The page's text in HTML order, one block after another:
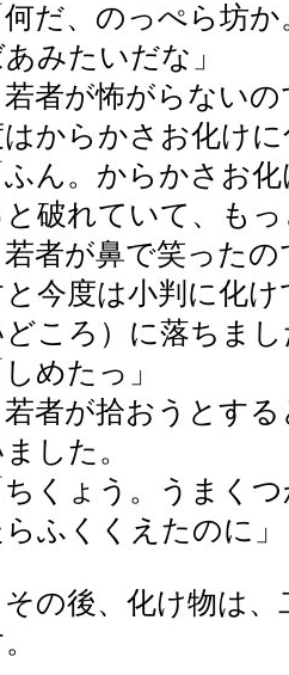
何だ、のっぺら坊
みたいだな」
者が怖がらないの
はからかさお化け
ふん。からかさお
と破れていて、も
者が鼻で笑ったの
と今度は小判に化
どころ）に落ちま
しめたっ」
者が拾おうとする
した。
ちくょう。うまく
ふくくえたのに」
の後、化け物は、